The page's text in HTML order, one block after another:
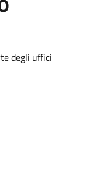
degli uffici